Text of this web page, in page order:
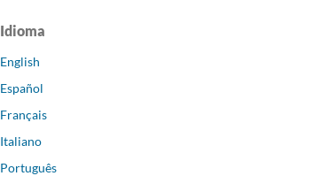
Idioma
English
Español
Français
Italiano
Português